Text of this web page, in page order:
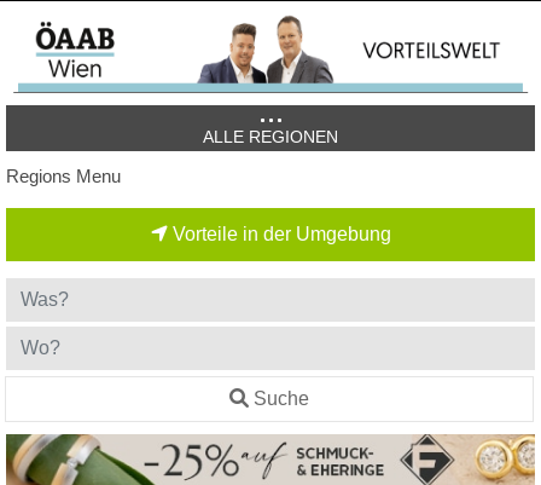
ALLE REGIONEN
Regions Menu
Vorteile in der Umgebung
Suche